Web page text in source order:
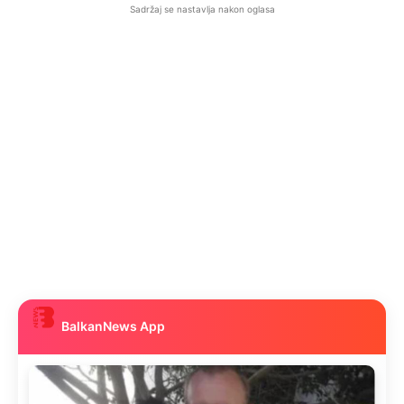
Sadržaj se nastavlja nakon oglasa
BalkanNews App